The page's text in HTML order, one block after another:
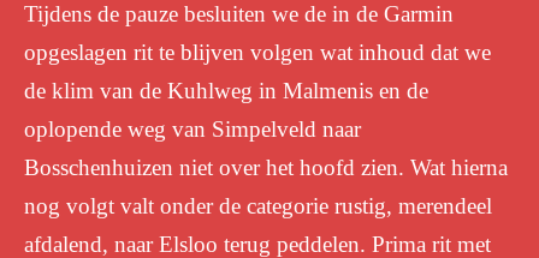
Tijdens de pauze besluiten we de in de Garmin
opgeslagen rit te blijven volgen wat inhoud dat we
de klim van de Kuhlweg in Malmenis en de
oplopende weg van Simpelveld naar
Bosschenhuizen niet over het hoofd zien. Wat hierna
nog volgt valt onder de categorie rustig, merendeel
afdalend, naar Elsloo terug peddelen. Prima rit met